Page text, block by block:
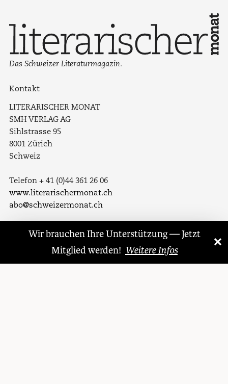
Wir brauchen Ihre Unterstützung — Jetzt
Mitglied werden! Weitere Infos
×
»
Das Schweizer Literaturmagazin.
Kontakt
LITERARISCHER MONAT
SMH VERLAG AG
Sihlstrasse 95
8001 Zürich
Schweiz
Telefon + 41 (0)44 361 26 06
www.literarischermonat.ch
abo@schweizermonat.ch
Folgen Sie uns auf